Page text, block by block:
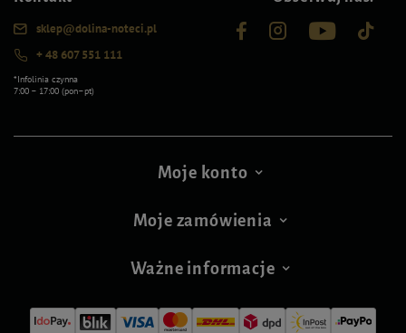
sklep@dolina-noteci.pl
+ 48 607 551 111
*Infolinia czynna
7:00 – 17:00 (pon–pt)
Moje konto
Moje zamówienia
Ważne informacje